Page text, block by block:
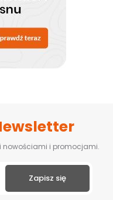
nowościami i promocjami.